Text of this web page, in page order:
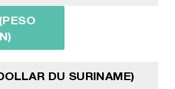
DU SURINAME)